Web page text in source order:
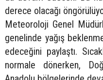
derece olacağı
Meteoroloji Genel
genelinde yağış
edeceğini paylaştı.
normale dönerken,